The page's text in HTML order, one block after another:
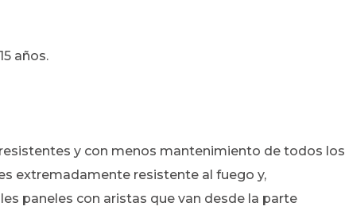
años.
y con menos mantenimiento de todos los
extremadamente resistente al fuego y,
paneles con aristas que van desde la parte